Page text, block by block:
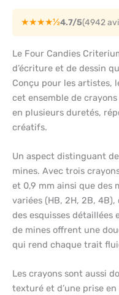
★★★★½4.7/5(4942
Le Four Candies
d’écriture et de dessin
Conçu pour les artistes,
cet ensemble de
en plusieurs duretés,
créatifs.
Un aspect distinguant
mines. Avec trois
et 0,9 mm ainsi que des
variées (HB, 2H, 2B,
des esquisses détaillées
de mines offrent une
qui rend chaque trait
Les crayons sont aussi
texturé et d’une prise